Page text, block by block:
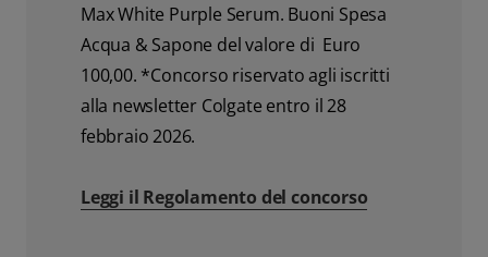
Max White Purple Serum. Buoni Spesa
Acqua & Sapone del valore di Euro
100,00. *Concorso riservato agli iscritti
alla newsletter Colgate entro il 28
febbraio 2026.
Leggi il Regolamento del concorso